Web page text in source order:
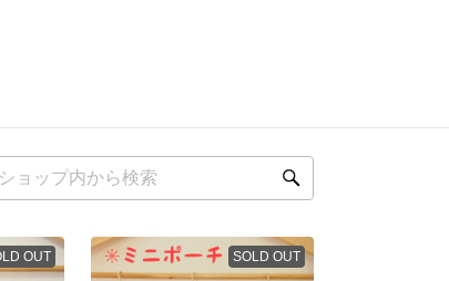
OUT SOLD OUT